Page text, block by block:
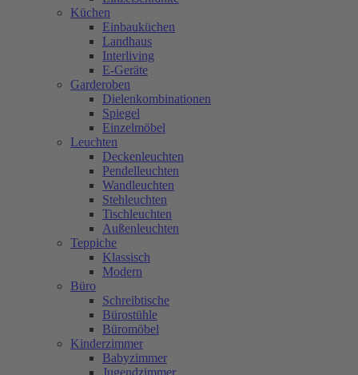
Küchen
Einbauküchen
Landhaus
Interliving
E-Geräte
Garderoben
Dielenkombinationen
Spiegel
Einzelmöbel
Leuchten
Deckenleuchten
Pendelleuchten
Wandleuchten
Stehleuchten
Tischleuchten
Außenleuchten
Teppiche
Klassisch
Modern
Büro
Schreibtische
Bürostühle
Büromöbel
Kinderzimmer
Babyzimmer
Jugendzimmer